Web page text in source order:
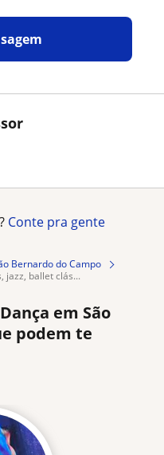
Conte pra gente
Bernardo do Campo
jazz, ballet clás...
em São
podem te